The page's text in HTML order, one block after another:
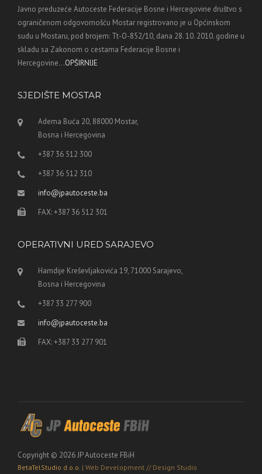
Javno preduzeće Autoceste Federacije Bosne i Hercegovine društvo s
ograničenom odgovornošću Mostar registrovano je u Općinskom
sudu u Mostaru, pod brojem: Tt-O-852/10, dana 28. 10. 2010. godine u
skladu sa Zakonom o cestama Federacije Bosne i
Hercegovine...OPŠIRNIJE
SJEDIŠTE MOSTAR
Adema Buća 20, 88000 Mostar,
Bosna i Hercegovina
+387 36 512 300
+387 36 512 310
info@jpautoceste.ba
FAX: +387 36 512 301
OPERATIVNI URED SARAJEVO
Hamdije Kreševljakovića 19, 71000 Sarajevo,
Bosna i Hercegovina
+387 33 277 900
info@jpautoceste.ba
FAX: +387 33 277 901
Copyright © 2026 JP Autoceste FBiH
BetaTelStudio d.o.o. | Web Development // Design Studio